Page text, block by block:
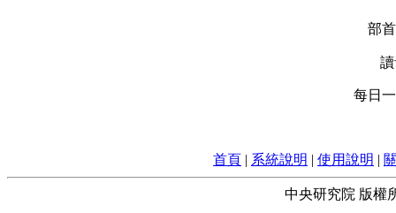
部
每日
首頁 | 系統說明 | 使用說明 |
中央研究院 版權